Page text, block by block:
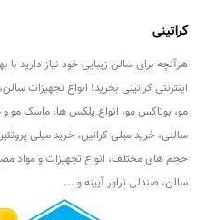
کراتینی
هرآنچه برای سالن زیبایی خود نیاز دارید
اینترنتی کراتینی بخرید! انواع تجهیزات
مو، بوتاکس مو، انواع پلکس ها، ماسک مو
سالنی، خرید میلی کراتین، خرید میلی
حجم های مختلف، انواع تجهیزات و مواد
سالن، صندلی تراور آیینه و ...